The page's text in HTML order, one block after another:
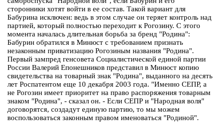
сторонники хотят войти в ее состав. Такой вариант для
Бабурина исключен: ведь в этом случае он теряет контроль над
партией, который полностью переходит к Рогозину. С этого
момента началась длительная борьба за бренд "Родина":
Бабурин обратился в Минюст с требованием признать
незаконным приватизацию Рогозиным названия "Родина".
Первый зампред генсовета Социалистической единой партии
России Валерий Епонешников представил в Минюст копию
свидетельства на товарный знак "Родина", выданного на десять
лет Роспатентом еще 10 декабря 2003 года. "Именно СЕПР, а
не Рогозин имеет приоритет на право распоряжения товарным
знаком "Родина", - сказал он. - Если СЕПР и "Народная воля"
договорятся, создадут единую партию, то мы можем
воспользоваться законным правом именоваться "Родиной".